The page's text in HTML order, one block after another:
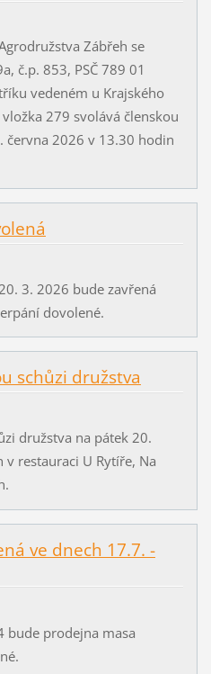
Zábřeh se
č.p. 853, PSČ 789 01
vedeném u Krajského
279 svolává členskou
června 2026 v 13.30 hodin
3. 2026 bude zavřená
dovolené.
schůzi družstva
družstva na pátek 20.
restauraci U Rytíře, Na
ve dnech 17.7. -
bude prodejna masa